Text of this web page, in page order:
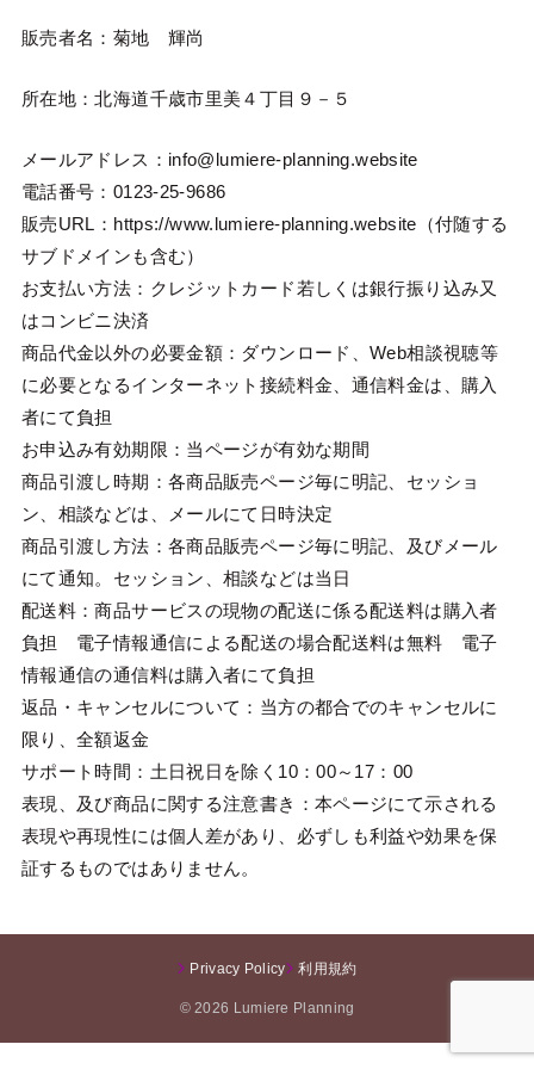
販売者名：菊地 輝尚
所在地：北海道千歳市里美４丁目９－５
メールアドレス：info@lumiere-planning.website
電話番号：0123-25-9686
販売URL：https://www.lumiere-planning.website（付随する
サブドメインも含む）
お支払い方法：クレジットカード若しくは銀行振り込み又
はコンビニ決済
商品代金以外の必要金額：ダウンロード、Web相談視聴等
に必要となるインターネット接続料金、通信料金は、購入
者にて負担
お申込み有効期限：当ページが有効な期間
商品引渡し時期：各商品販売ページ毎に明記、セッショ
ン、相談などは、メールにて日時決定
商品引渡し方法：各商品販売ページ毎に明記、及びメール
にて通知。セッション、相談などは当日
配送料：商品サービスの現物の配送に係る配送料は購入者
負担 電子情報通信による配送の場合配送料は無料 電子
情報通信の通信料は購入者にて負担
返品・キャンセルについて：当方の都合でのキャンセルに
限り、全額返金
サポート時間：土日祝日を除く10：00～17：00
表現、及び商品に関する注意書き：本ページにて示される
表現や再現性には個人差があり、必ずしも利益や効果を保
証するものではありません。
Privacy Policy 利用規約
© 2026 Lumiere Planning